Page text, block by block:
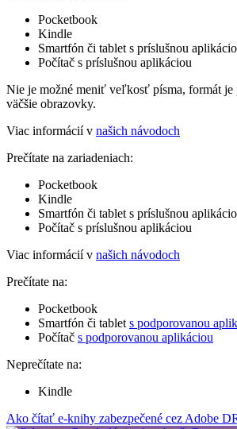
Pocketbook
Kindle
Smartfón či tablet s príslušnou
Počítač s príslušnou aplikáciou
Nie je možné meniť veľkosť písma, formát je
väčšie obrazovky.
Viac informácií v našich návodoch
Prečítate na zariadeniach:
Pocketbook
Kindle
Smartfón či tablet s príslušnou
Počítač s príslušnou aplikáciou
Viac informácií v našich návodoch
Prečítate na:
Pocketbook
Smartfón či tablet s podporovanou
Počítač s podporovanou aplikáciou
Neprečítate na:
Kindle
Ako čítať e-knihy zabezpečené cez Adobe